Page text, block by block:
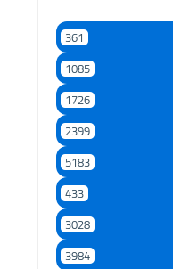
361
1085
1726
2399
5183
433
3028
3984